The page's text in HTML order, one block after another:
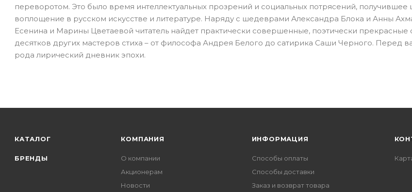
переворотом. Это было время интеллектуальных прозрений и социальных потрясений,
воплощение в русском искусстве и литературе. Наряду с шедеврами Александра Блока и Анны
Есенина и Марины Цветаевой читатель найдет практически совершенные, поэтически прекрасные
десятков других мастеров стиха – от философа Андрея Белого до сатирика Саши Черного. Перед
рода лирический дневник эпохи.
КАТАЛОГ
БРЕНДЫ
КОМПАНИЯ
О компании
Акционерам
Новости
ИНФОРМАЦИЯ
Способы оплаты
Способы доставки
Заказ и возврат товара